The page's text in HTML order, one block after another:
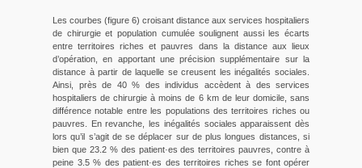
Les courbes (figure 6) croisant distance aux services hospitaliers
de chirurgie et population cumulée soulignent aussi les écarts
entre territoires riches et pauvres dans la distance aux lieux
d’opération, en apportant une précision supplémentaire sur la
distance à partir de laquelle se creusent les inégalités sociales.
Ainsi, près de 40 % des individus accèdent à des services
hospitaliers de chirurgie à moins de 6 km de leur domicile, sans
différence notable entre les populations des territoires riches ou
pauvres. En revanche, les inégalités sociales apparaissent dès
lors qu’il s’agit de se déplacer sur de plus longues distances, si
bien que 23.2 % des patient·es des territoires pauvres, contre à
peine 3.5 % des patient·es des territoires riches se font opérer